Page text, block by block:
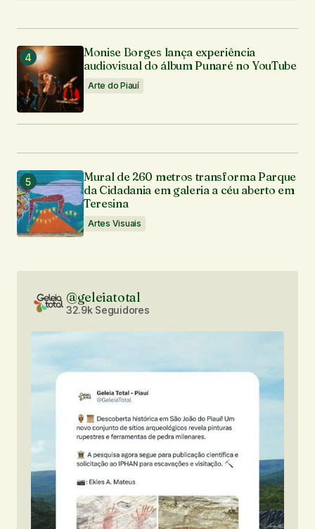
Monise Borges lança experiência
audiovisual do álbum Punaré no YouTube
Arte do Piauí
Mural de 260 metros transforma Parque
da Cidadania em galeria a céu aberto em
Teresina
Artes Visuais
@geleiatotal
32.9k Seguidores